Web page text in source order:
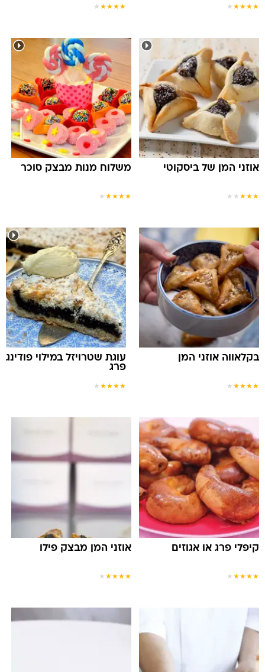
★
★
★
★
★
★
★
★
★
★
אוזני המן של ביסקוטי
★
★
★
★
★
משלוח מנות מבצק סוכר
★
★
★
★
★
בקלאווה אוזני המן
★
★
★
★
★
עוגת שטרויזל במילוי פודינג
פרג
★
★
★
★
★
קיפלי פרג או אגוזים
★
★
★
★
★
אוזני המן מבצק פילו
★
★
★
★
★